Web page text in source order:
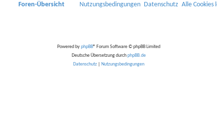
Foren-Übersicht Alle Cookies
Datenschutz
Nutzungsbedingungen
Powered byphpBB® Forum Software © phpBB Limited
Deutsche Übersetzung durchphpBB.de
Datenschutz
Nutzungsbedingungen